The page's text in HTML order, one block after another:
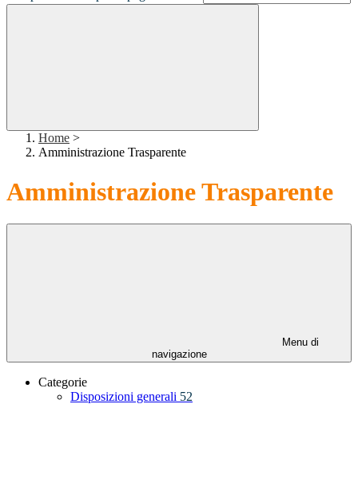
Home >
Amministrazione Trasparente
Amministrazione Trasparente
Menu di
navigazione
Categorie
Disposizioni generali 52